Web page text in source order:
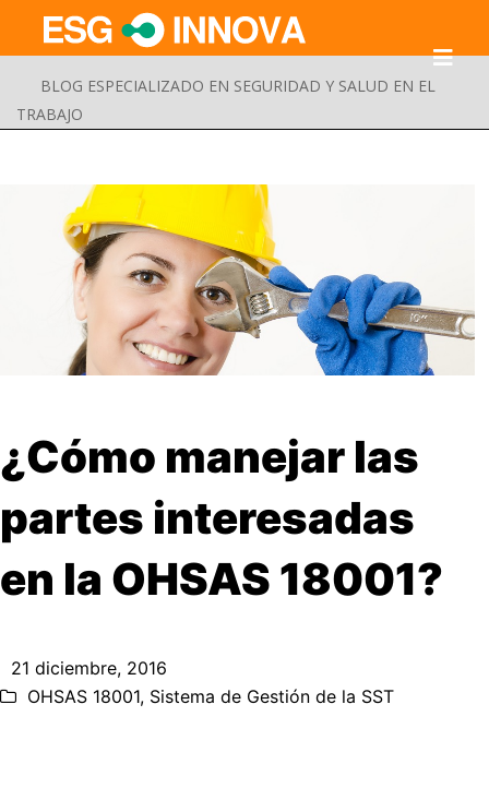
BLOG ESPECIALIZADO EN SEGURIDAD Y SALUD EN EL
TRABAJO
Buscar
¿Cómo manejar las
partes interesadas
en la OHSAS 18001?
21 diciembre, 2016
OHSAS 18001, Sistema de Gestión de la SST